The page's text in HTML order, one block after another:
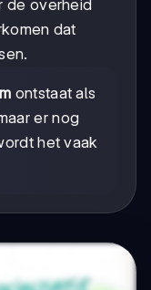
de overheid
dat
ontstaat als
er nog
het vaak